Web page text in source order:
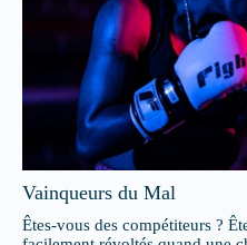
Vainqueurs du Mal
Êtes-vous des compétiteurs ?